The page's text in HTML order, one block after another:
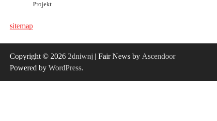
Projekt
sitemap
Copyright © 2026 2dniwnj | Fair News by Ascendoor|
Powered by WordPress.